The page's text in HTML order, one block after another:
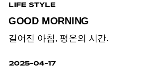
LIFE STYLE
GOOD MORNING
길어진 아침, 평온의 시간.
2025-04-17